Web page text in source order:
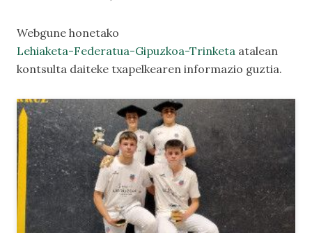
Webgune honetako
Lehiaketa-Federatua-Gipuzkoa-Trinketa atalean
kontsulta daiteke txapelkearen informazio guztia.